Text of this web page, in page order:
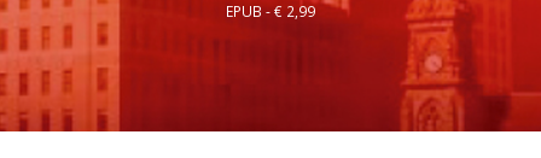
EPUB - € 2,99